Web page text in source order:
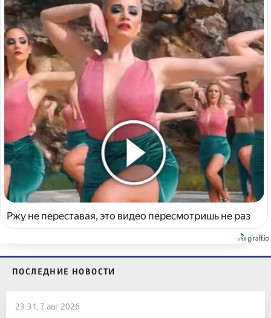
Ржу не переставая, это видео пересмотришь не раз
ПОСЛЕДНИЕ НОВОСТИ
23:31, 7 авг 2026